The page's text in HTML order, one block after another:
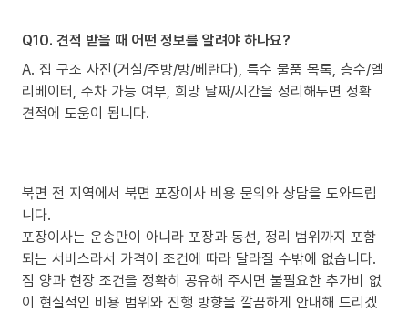
Q10. 견적 받을 때 어떤 정보를 알려야 하나요?
A. 집 구조 사진(거실/주방/방/베란다), 특수 물품 목록, 층수/엘
리베이터, 주차 가능 여부, 희망 날짜/시간을 정리해두면 정확
견적에 도움이 됩니다.
북면 전 지역에서 북면 포장이사 비용 문의와 상담을 도와드립
니다.
포장이사는 운송만이 아니라 포장과 동선, 정리 범위까지 포함
되는 서비스라서 가격이 조건에 따라 달라질 수밖에 없습니다.
짐 양과 현장 조건을 정확히 공유해 주시면 불필요한 추가비 없
이 현실적인 비용 범위와 진행 방향을 깔끔하게 안내해 드리겠